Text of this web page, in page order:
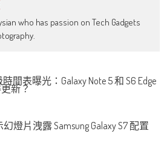
who has passion on Tech Gadgets
間表曝光：Galaxy Note 5 和 S6 Edge
新？
燈片洩露 Samsung Galaxy S7 配置